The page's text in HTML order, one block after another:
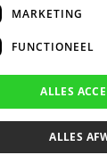
PA Uden
782 5578KvK
MARKETING
FUNCTIONEEL
ALLES
ALLES